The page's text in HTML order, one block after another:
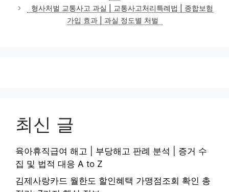
형사처벌 교통사고 과실 | 교통사고처리특례법 | 종합보험
가입 효과 | 과실 정도별 처벌
최신 글
육아휴직급여 해고 | 부당해고 판례 분석 | 증거 수
집 및 법적 대응 A to Z
김제사랑카드 월한도 할인혜택 가맹점조회 확인 총